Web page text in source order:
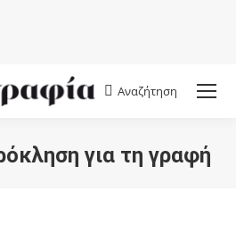
Search:
Αναζήτηση
για τη γραφή